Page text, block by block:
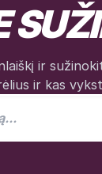
ir
ir kas